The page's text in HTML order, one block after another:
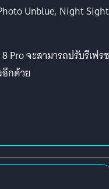
Unblue, Night Sight
Pro จะสามารถปรับรีเฟรช
กด้วย